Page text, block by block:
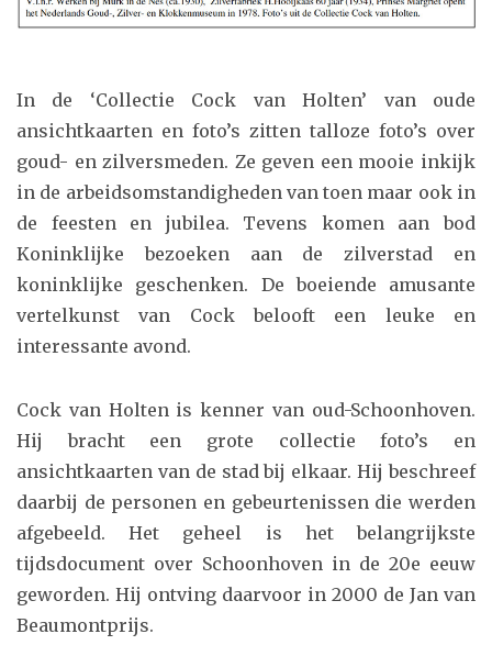
In de ‘Collectie Cock van Holten’ van oude
ansichtkaarten en foto’s zitten talloze foto’s over
goud- en zilversmeden. Ze geven een mooie inkijk
in de arbeidsomstandigheden van toen maar ook in
de feesten en jubilea. Tevens komen aan bod
Koninklijke bezoeken aan de zilverstad en
koninklijke geschenken. De boeiende amusante
vertelkunst van Cock belooft een leuke en
interessante avond.
Cock van Holten is kenner van oud-Schoonhoven.
Hij bracht een grote collectie foto’s en
ansichtkaarten van de stad bij elkaar. Hij beschreef
daarbij de personen en gebeurtenissen die werden
afgebeeld. Het geheel is het belangrijkste
tijdsdocument over Schoonhoven in de 20e eeuw
geworden. Hij ontving daarvoor in 2000 de Jan van
Beaumontprijs.